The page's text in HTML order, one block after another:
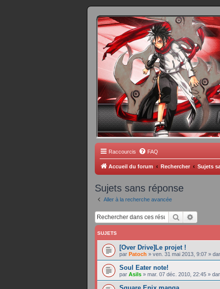
Scantrad Ares,
Raccourcis FAQ
Accueil du forum Rechercher Sujets
Sujets sans réponse
Aller à la recherche avancée
Rechercher
SUJETS
[Over Drive]Le projet !
par Patoch » ven. 31 mai 2013, 9:07 »
Soul Eater note!
par Asils » mar. 07 déc. 2010, 22:45 »
Square Enix manga